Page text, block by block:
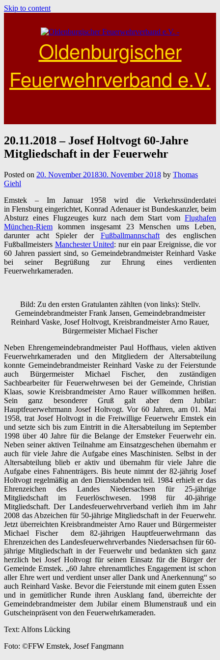
Skip to content
Oldenburgischer
Feuerwehrverband e.V.
20.11.2018 – Josef Holtvogt 60-Jahre
Mitgliedschaft in der Feuerwehr
Posted on 20. November 201830. November 2018 by Thomas
Giehl
Emstek – Im Januar 1958 wird die Verkehrssünderdatei
inFlensburg eingerichtet, Konrad Adenauer ist Bundeskanzler, beim
Absturz eines Flugzeuges kurz nach dem Start vom Flughafen
München-Riem kommen insgesamt 23 Menschen ums Leben,
darunter acht Spieler der Fußballmannschaftdes englischen
Fußballmeisters Manchester United: nur ein paar Ereignisse, die vor
60 Jahren passiert sind, so Gemeindebrandmeister Reinhard Vaske
bei seiner Begrüßung zur Ehrung eines verdienten
Feuerwehrkameraden.
Bild: Zu den ersten Gratulanten zählten (von links): Stellv.
Gemeindebrandmeister Frank Jansen, Gemeindebrandmeister
Reinhard Vaske, Josef Holtvogt, Kreisbrandmeister Arno Rauer,
Bürgermeister Michael Fischer
Neben Ehrengemeindebrandmeister Paul Hoffhaus, vielen aktiven
Feuerwehrkameraden und den Mitgliedern der Altersabteilung
konnte Gemeindebrandmeister Reinhard Vaske zu der Feierstunde
auch Bürgermeister Michael Fischer, den zuständigen
Sachbearbeiter für Feuerwehrwesen bei der Gemeinde, Christian
Klaas, sowie Kreisbrandmeister Arno Rauer willkommen heißen.
Sein ganz besonderer Gruß galt aber dem Jubilar:
Hauptfeuerwehrmann Josef Holtvogt. Vor 60 Jahren, am01. Mai
1958, trat Josef Holtvogt in die Freiwillige Feuerwehr Emstekein
und setzte sich bis zum Eintritt in die Altersabteilung im September
1998 über 40 Jahre für die Belange der Emsteker Feuerwehr ein.
Neben seiner aktiven Teilnahme am Einsatzgeschehen übernahm er
auch für viele Jahre die Aufgabe eines Maschinisten. Selbst in der
Altersabteilung blieb er aktiv und übernahm für viele Jahre die
Aufgabe eines Fahnenträgers. Bis heute nimmt der 82-jährig Josef
Holtvogt regelmäßig an den Dienstabenden teil. 1984 erhielt er das
Ehrenzeichen des Landes Niedersachsen für 25-jährige
Mitgliedschaft im Feuerlöschwesen. 1998 für 40-jährige
Mitgliedschaft. Der Landesfeuerwehrverband verlieh ihm im Jahr
2008 das Abzeichen für 50-jährige Mitgliedschaft in der Feuerwehr.
Jetzt überreichten Kreisbrandmeister Arno Rauer und Bürgermeister
Michael Fischer dem 82-jährigen Hauptfeuerwehrmann das
Ehrenzeichen des Landesfeuerwehrverbandes Niedersachsen für 60-
jährige Mitgliedschaft in der Feuerwehr und bedankten sich ganz
herzlich bei Josef Holtvogt für seinen Einsatz für die Bürger der
Gemeinde Emstek. „60 Jahre ehrenamtliches Engagement ist schon
aller Ehre wert und verdient unser aller Dank und Anerkennung“ so
auch Reinhard Vaske. Bevor die Feierstunde mit einem guten Essen
und in gemütlicher Runde ihren Ausklang fand, überreichte der
Gemeindebrandmeister dem Jubilar einem Blumenstrauß und ein
Gutscheinpräsent von den Feuerwehrkameraden.
Text: Alfons Lücking
Foto: ©FFW Emstek, Josef Fangmann